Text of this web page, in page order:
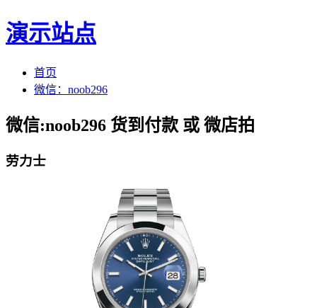
演示站点
首页
微信：noob296
微信:noob296 货到付款 或 微店拍
劳力士